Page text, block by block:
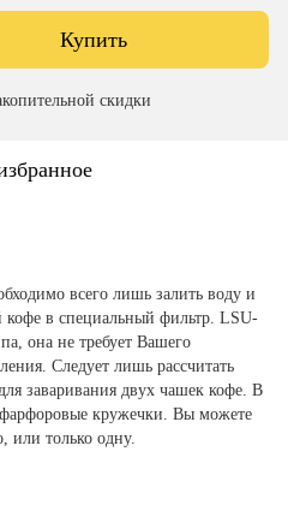
Купить
скидки
всего лишь залить воду и
кофе в специальный фильтр. LSU-
она не требует Вашего
Следует лишь рассчитать
заваривания двух чашек кофе. В
кружечки. Вы можете
или только одну.